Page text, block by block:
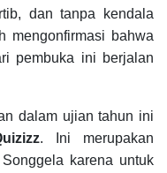
dan tanpa kendala
mengonfirmasi bahwa
pembuka ini berjalan
dalam ujian tahun ini
. Ini merupakan
karena untuk